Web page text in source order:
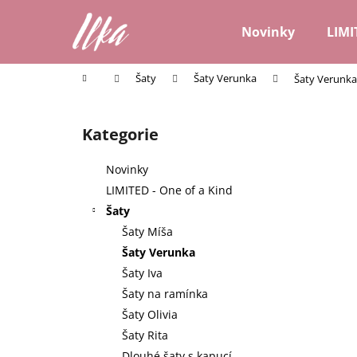
Novinky
Domů Šaty Šaty Verunka Šaty
Přeskočit
kategorie
Kategorie
Novinky
LIMITED - One of a Kind
Šaty
Šaty Míša
Šaty Verunka
Šaty Iva
Šaty na ramínka
Šaty Olivia
Šaty Rita
í
Zpět
do
Zpět
do